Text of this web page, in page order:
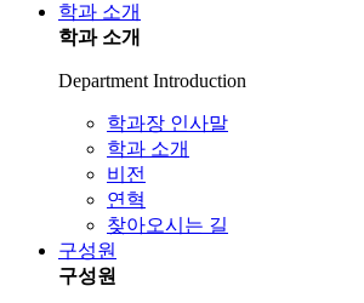
학과 소개
학과 소개
Department Introduction
학과장 인사말
학과 소개
비전
연혁
찾아오시는 길
구성원
구성원